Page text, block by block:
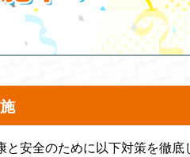
安全のために以下対策を徹底